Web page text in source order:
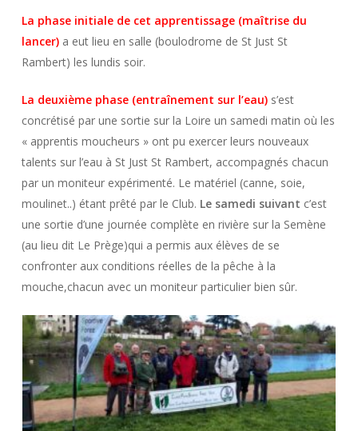
La phase initiale de cet apprentissage (maîtrise du
lancer) a eut lieu en salle (boulodrome de St Just St
Rambert) les lundis soir.
La deuxième phase (entraînement sur l’eau)s’est
concrétisé par une sortie sur la Loire un samedi matin où les
« apprentis moucheurs » ont pu exercer leurs nouveaux
talents sur l’eau à St Just St Rambert, accompagnés chacun
par un moniteur expérimenté. Le matériel (canne, soie,
moulinet..) étant prêté par le Club. Le samedi suivant c’est
une sortie d’une journée complète en rivière sur la Semène
(au lieu dit Le Prège)qui a permis aux élèves de se
confronter aux conditions réelles de la pêche à la
mouche,chacun avec un moniteur particulier bien sûr.